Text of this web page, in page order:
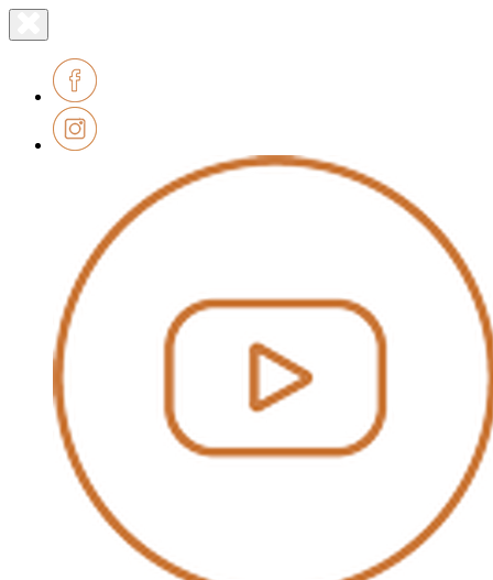
le
Lien
page
accueil